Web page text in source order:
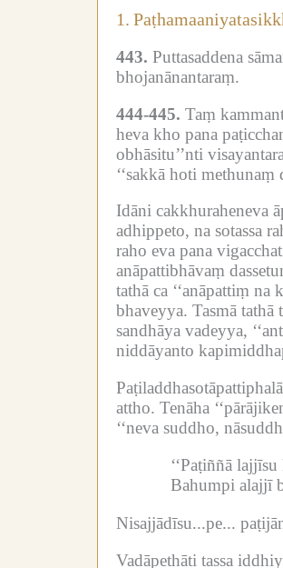
1.
443. Puttasaddena
bhojanānantaraṃ.
444-445. Taṃ
heva kho pana
obhāsitu’’nti
‘‘sakkā hoti
Idāni cakkhuraheneva
adhippeto, na sotassa
raho eva pana
anāpattibhāvaṃ
tathā ca ‘‘anāpattiṃ na
bhaveyya. Tasmā tathā
sandhāya vadeyya,
niddāyanto
attho. Tenāha
‘‘neva suddho,
‘‘Paṭiññā
Bahumpi alajjī
Nisajjādīsu...pe...
Vadāpethāti tassa